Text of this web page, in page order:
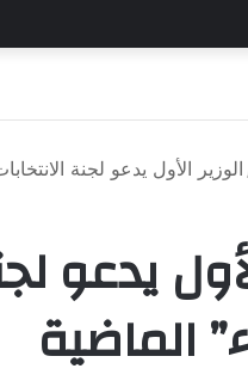
الوزير الأول يدعو لجنة
يدعو
الماضية